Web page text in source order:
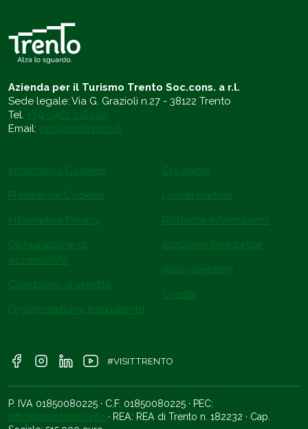
Azienda per il Turismo Trento Soc.cons. a r.l.
Sede legale: Via G. Grazioli n.27 - 38122 Trento
Tel. +39 0461 216000
Email: info@visittrento.it
Informativa Cookies
Preferenze Cookies
Informativa Privacy
Dichiarazione di
accessibilità
Condizioni di vendita
Organizzazione trasparente
Chi siamo
I nostri partner
Richiesta informazioni
Iscrizione Newsletter
Area operatori
Credits
#VISITTRENTO
P. IVA 01850080225 · C.F. 01850080225 · PEC:
office@pec.trento.info · REA: REA di Trento n. 182232 · Cap.